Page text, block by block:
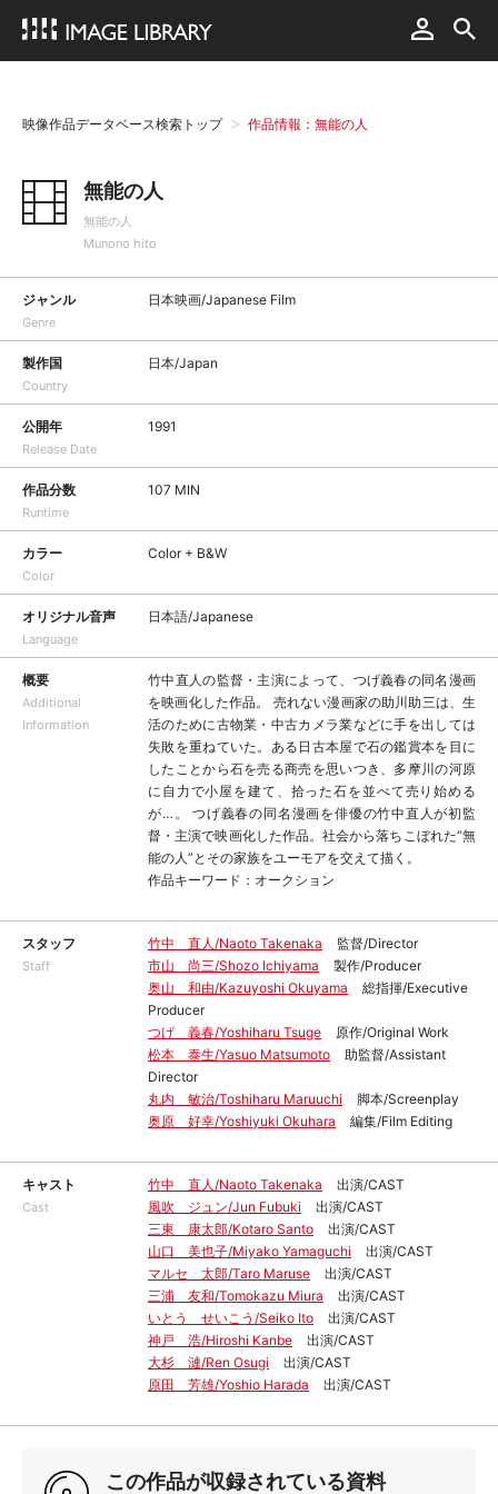
映像作品データベース検索トップ 作品情報：無能の人
無能の人
無能の人
Munono hito
ジャンル
Genre
日本映画/Japanese Film
製作国
Country
日本/Japan
公開年
Release Date
1991
作品分数
Runtime
107 MIN
カラー
Color
Color + B&W
オリジナル音声
Language
日本語/Japanese
概要
Additional
Information
竹中直人の監督・主演によって、つげ義春の同名漫画
を映画化した作品。 売れない漫画家の助川助三は、生
活のために古物業・中古カメラ業などに手を出しては
失敗を重ねていた。ある日古本屋で石の鑑賞本を目に
したことから石を売る商売を思いつき、多摩川の河原
に自力で小屋を建て、拾った石を並べて売り始める
が…。 つげ義春の同名漫画を俳優の竹中直人が初監
督・主演で映画化した作品。社会から落ちこぼれた“無
能の人”とその家族をユーモアを交えて描く。
作品キーワード：オークション
スタッフ
Staff
竹中 直人/Naoto Takenaka
監督/Director
市山 尚三/Shozo Ichiyama
製作/Producer
奥山 和由/Kazuyoshi Okuyama
総指揮/Executive
Producer
つげ 義春/Yoshiharu Tsuge
原作/Original Work
松本 泰生/Yasuo Matsumoto
助監督/Assistant
Director
丸内 敏治/Toshiharu Maruuchi
脚本/Screenplay
奥原 好幸/Yoshiyuki Okuhara
編集/Film Editing
キャスト
Cast
竹中 直人/Naoto Takenaka
出演/CAST
風吹 ジュン/Jun Fubuki
出演/CAST
三東 康太郎/Kotaro Santo
出演/CAST
山口 美也子/Miyako Yamaguchi
出演/CAST
マルセ 太郎/Taro Maruse
出演/CAST
三浦 友和/Tomokazu Miura
出演/CAST
いとう せいこう/Seiko Ito
出演/CAST
神戸 浩/Hiroshi Kanbe
出演/CAST
大杉 漣/Ren Osugi
出演/CAST
原田 芳雄/Yoshio Harada
出演/CAST
この作品が収録されている資料